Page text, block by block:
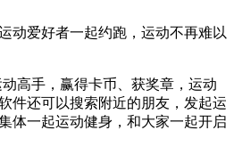
动爱好者一起约跑，运动不再难以
高手，赢得卡币、获奖章，运动
件还可以搜索附近的朋友，发起运
体一起运动健身，和大家一起开启